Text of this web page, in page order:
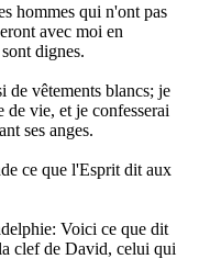
hommes qui n'ont pas
avec moi en
dignes.
de vêtements blancs; je
vie, et je confesserai
ses anges.
ce que l'Esprit dit aux
Voici ce que dit
clef de David, celui qui